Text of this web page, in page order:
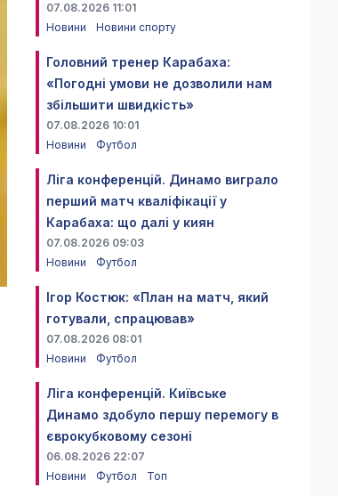
07.08.2026 11:01
Новини
Новини спорту
Головний тренер Карабаха:
«Погодні умови не дозволили нам
збільшити швидкість»
07.08.2026 10:01
Новини
Футбол
Ліга конференцій. Динамо виграло
перший матч кваліфікації у
Карабаха: що далі у киян
07.08.2026 09:03
Новини
Футбол
Ігор Костюк: «План на матч, який
готували, спрацював»
07.08.2026 08:01
Новини
Футбол
Ліга конференцій. Київське
Динамо здобуло першу перемогу в
єврокубковому сезоні
06.08.2026 22:07
Новини
Футбол Топ